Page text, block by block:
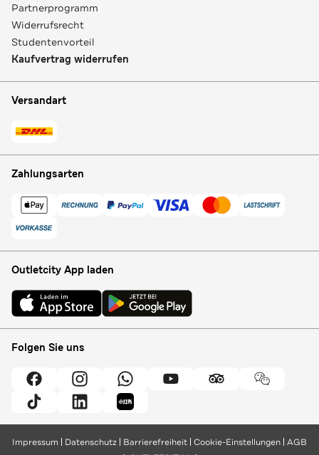
Partnerprogramm
Widerrufsrecht
Studentenvorteil
Kaufvertrag widerrufen
Versandart
Zahlungsarten
Outletcity App laden
Folgen Sie uns
Impressum Datenschutz Barrierefreiheit Cookie-Einstellungen AGB